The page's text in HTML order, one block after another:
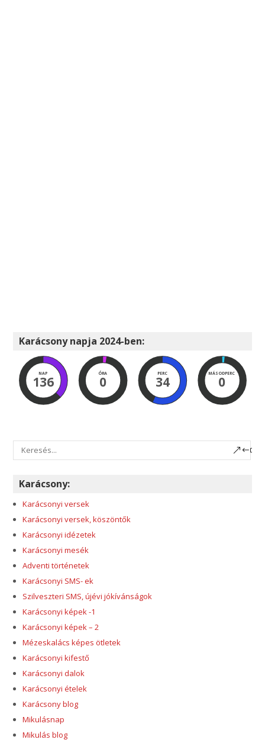
Karácsony napja 2024-ben:
NAP
136
ÓRA
0
PERC
33
MÁSODPERC
59
Karácsony:
Karácsonyi versek
Karácsonyi versek, köszöntők
Karácsonyi idézetek
Karácsonyi mesék
Adventi történetek
Karácsonyi SMS- ek
Szilveszteri SMS, újévi jókívánságok
Karácsonyi képek -1
Karácsonyi képek – 2
Mézeskalács képes ötletek
Karácsonyi kifestő
Karácsonyi dalok
Karácsonyi ételek
Karácsony blog
Mikulásnap
Mikulás blog